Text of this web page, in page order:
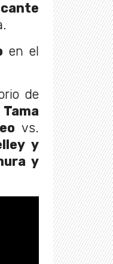
en el
de
vs.
y
y